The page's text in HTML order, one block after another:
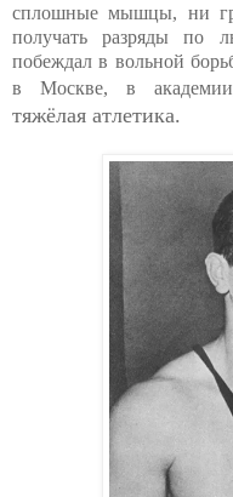
сплошные мышцы, ни
получать разряды по
побеждал в вольной
в Москве, в
тяжёлая атлетика.